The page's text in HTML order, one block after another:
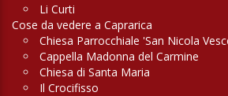
Li Curti
Cose da vedere a Caprarica
Chiesa Parrocchiale 'San Nicola
Cappella Madonna del Carmine
Chiesa di Santa Maria
Il Crocifisso